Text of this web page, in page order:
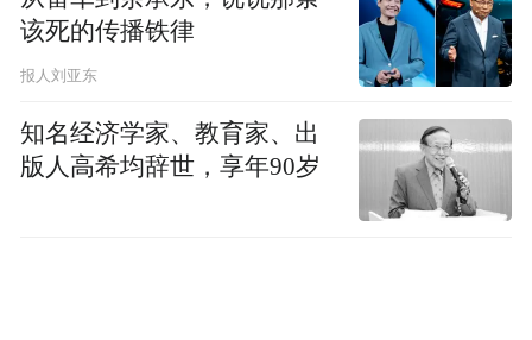
该死的传播铁律
报人刘亚东
知名经济学家、教育家、出
版人高希均辞世，享年90岁